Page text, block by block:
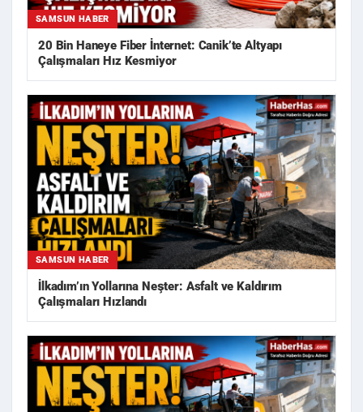
SAMSUN HABER
20 Bin Haneye Fiber İnternet: Canik’te Altyapı
Çalışmaları Hız Kesmiyor
SAMSUN HABER
İlkadım’ın Yollarına Neşter: Asfalt ve Kaldırım
Çalışmaları Hızlandı